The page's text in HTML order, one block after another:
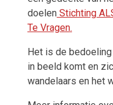
doelenStichting
Te Vragen.
Het is de
in beeld komt en
wandelaars en het